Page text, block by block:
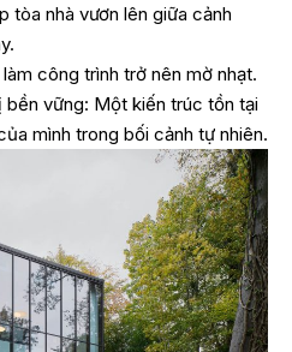
tòa nhà vươn lên giữa cảnh
công trình trở nên mờ nhạt.
bền vững: Một kiến trúc tồn tại
mình trong bối cảnh tự nhiên.